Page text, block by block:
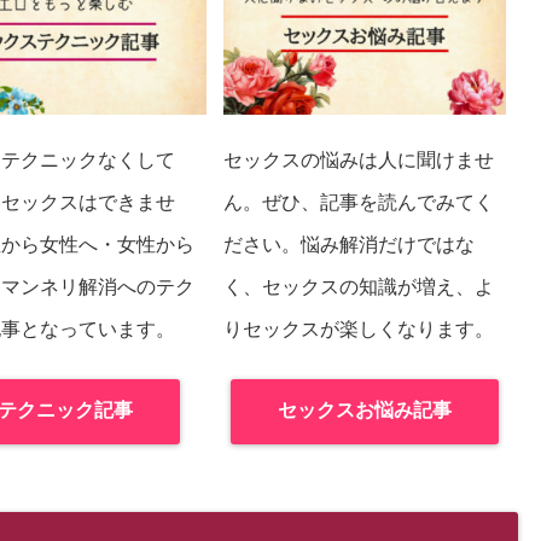
クニックなくして
ックスはできませ
ら女性へ・女性から
ンネリ解消へのテク
となっています。
クニック記事
セックスの悩みは人に聞けませ
ん。ぜひ、記事を読んでみてく
ださい。悩み解消だけではな
く、セックスの知識が増え、よ
りセックスが楽しくなります。
セックスお悩み記事